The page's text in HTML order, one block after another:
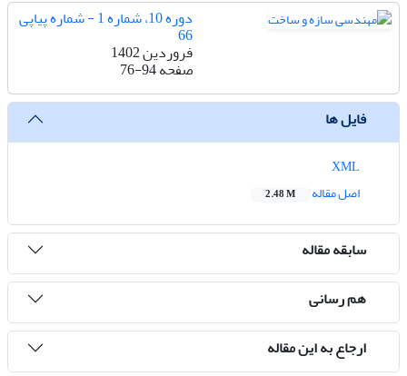
دوره 10، شماره 1 - شماره پیاپی
66
فروردین 1402
صفحه76-94
فایل ها
اصل مقاله
2.48 M
سابقه مقاله
هم رسانی
ارجاع به این مقاله